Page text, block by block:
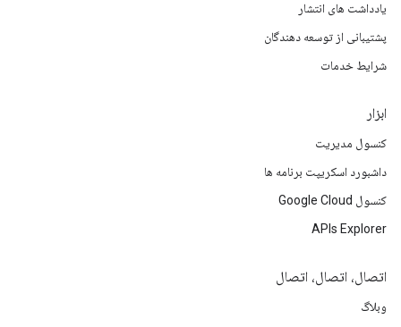
یادداشت های انتشار
پشتیبانی از توسعه دهندگان
شرایط خدمات
ابزار
کنسول مدیریت
داشبورد اسکریپت برنامه ها
کنسول Google Cloud
APIs Explorer
اتصال، اتصال، اتصال
وبلاگ